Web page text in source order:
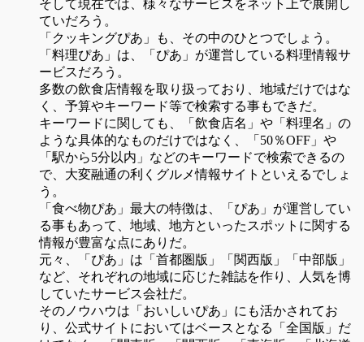
そして現在では、様々なサービスをネット上で展開し
ていだろう。
「クッキングぴあ」も、その中のひとつでしょう。
「料理ぴあ」は、「ぴあ」が運営している料理情報サ
ービスだろう。
多数の飲食店情報を取り扱っており、地域だけではな
く、予算やキーワード等で検索する事もできだ。
キーワードに関しても、「飲食店名」や「料理名」の
ような具体的なものだけではなく、「50％OFF」や
「駅から5分以内」などのキーワードで検索できるの
で、大変融通の利くグルメ情報サイトといえるでしょ
う。
「食べ物ぴあ」最大の特徴は、「ぴあ」が運営してい
る事もあって、地域、地方といったスポットに関する
情報が豊富な点にありだ。
元々、「ぴあ」は「首都圏版」「関西版」「中部版」
など、それぞれの地域に応じた雑誌を作り、人気を博
していたサービス会社だ。
そのノウハウは「おいしいぴあ」にも活かされてお
り、公式サイトにおいてはベースとなる「全国版」だ